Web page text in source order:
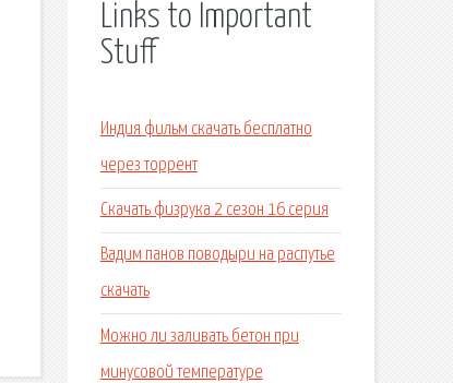
Links to Important
Stuff
Индия фильм скачать бесплатно
через торрент
Скачать физрука 2 сезон 16 серия
Вадим панов поводыри на распутье
скачать
Можно ли заливать бетон при
минусовой температуре